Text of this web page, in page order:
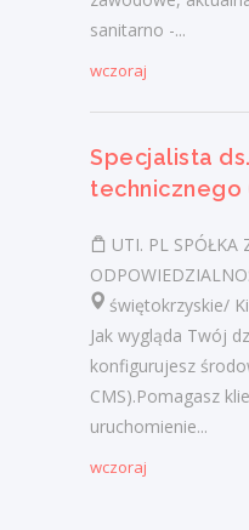
sanitarno -...
wczoraj
Specjalista
UTI. PL SPÓŁKA
świętokrzyskie/
Jak wygląda Twój
konfigurujesz
CMS).Pomagasz
uruchomienie...
wczoraj